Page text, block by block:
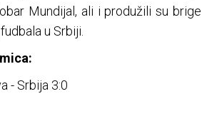
Mundijal, ali i produžili su brige
u Srbiji.
- Srbija 3:0